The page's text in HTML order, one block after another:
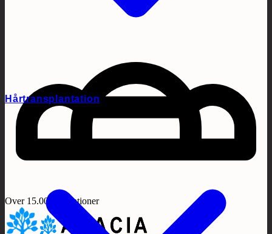
Hårtransplantation
Over 15.000 operationer